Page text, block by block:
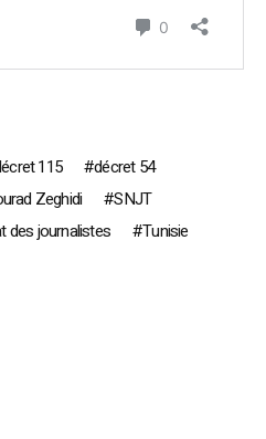
115
décret 54
Zeghidi
SNJT
des journalistes Tunisie